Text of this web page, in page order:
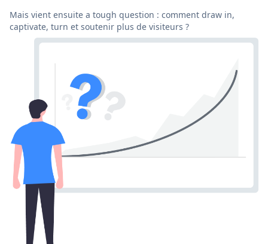
Mais vient ensuite a tough question : comment draw in,
captivate, turn et soutenir plus de visiteurs ?